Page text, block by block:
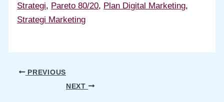
Strategi, Pareto 80/20, Plan Digital Marketing
Strategi Marketing
PREVIOUS
NEXT